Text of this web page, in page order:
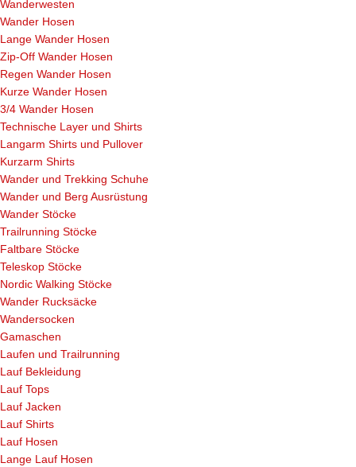
Wanderwesten
Wander Hosen
Lange Wander Hosen
Zip-Off Wander Hosen
Regen Wander Hosen
Kurze Wander Hosen
3/4 Wander Hosen
Technische Layer und Shirts
Langarm Shirts und Pullover
Kurzarm Shirts
Wander und Trekking Schuhe
Wander und Berg Ausrüstung
Wander Stöcke
Trailrunning Stöcke
Faltbare Stöcke
Teleskop Stöcke
Nordic Walking Stöcke
Wander Rucksäcke
Wandersocken
Gamaschen
Laufen und Trailrunning
Lauf Bekleidung
Lauf Tops
Lauf Jacken
Lauf Shirts
Lauf Hosen
Lange Lauf Hosen